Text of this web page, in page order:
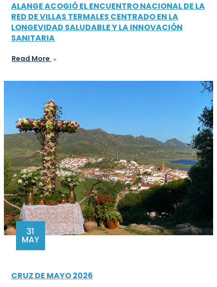
ALANGE ACOGIÓ EL ENCUENTRO NACIONAL DE LA
RED DE VILLAS TERMALES CENTRADO EN LA
LONGEVIDAD SALUDABLE Y LA INNOVACIÓN
SANITARIA
Read More
31
MAY
CRUZ DE MAYO 2026